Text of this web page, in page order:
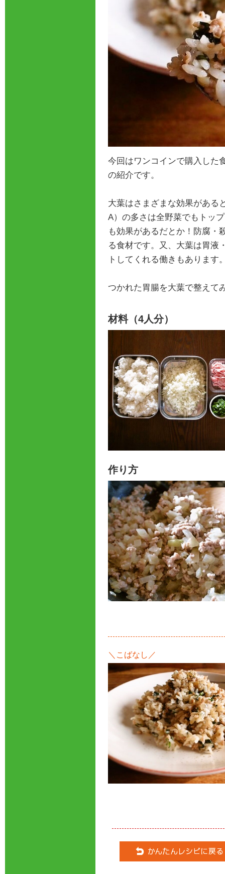
今回はワンコインで購入した
の紹介です。
大葉はさまざまな効果がある
A）の多さは全野菜でもトッ
も効果があるだとか！防腐・
る食材です。又、大葉は胃液
トしてくれる働きもあります
つかれた胃腸を大葉で整えて
材料（4人分）
作り方
＼こばなし／